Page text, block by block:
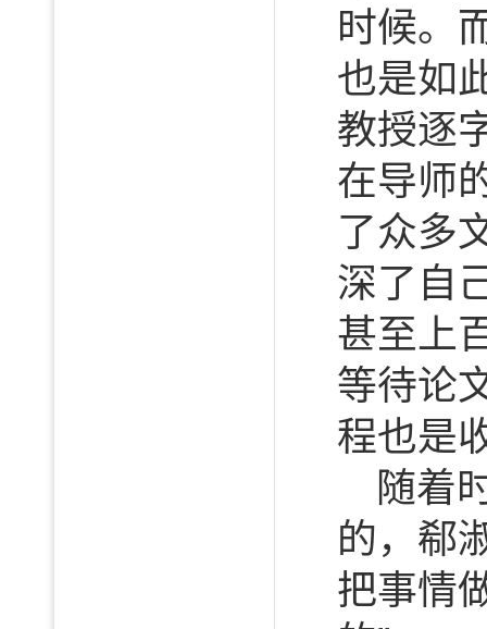
时候。
也是如
教授逐
在导师
了众多
深了自
甚至上
等待论
程也是
随着
的，郗
把事情